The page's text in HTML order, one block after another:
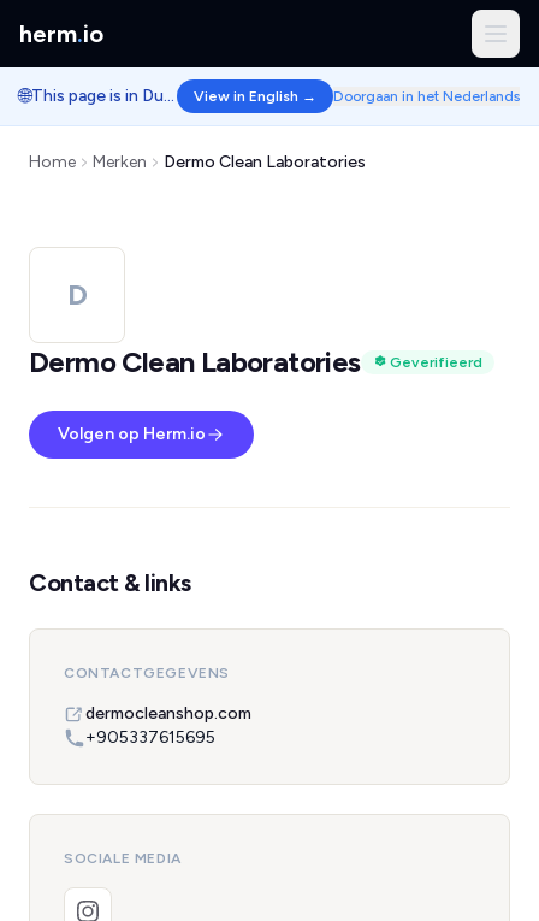
herm.io
🌐 This page is in Dutch. View in English → Doorgaan in het Nederlands
Home Merken Dermo Clean Laboratories
D
Dermo Clean Laboratories
Geverifieerd
Volgen op Herm.io
Contact & links
CONTACTGEGEVENS
dermocleanshop.com
+905337615695
SOCIALE MEDIA